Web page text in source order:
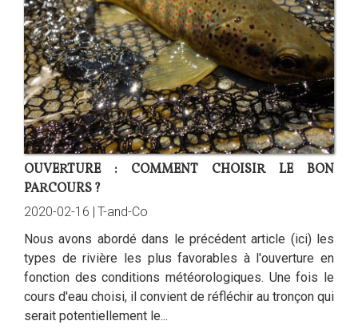
OUVERTURE : COMMENT CHOISIR LE BON
PARCOURS ?
2020-02-16 | T-and-Co
Nous avons abordé dans le précédent article (ici) les
types de rivière les plus favorables à l'ouverture en
fonction des conditions météorologiques. Une fois le
cours d'eau choisi, il convient de réfléchir au tronçon qui
serait potentiellement le...